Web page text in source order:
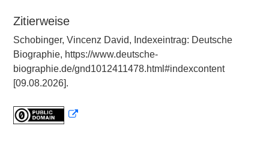
Zitierweise
Schobinger, Vincenz David, Indexeintrag: Deutsche
Biographie, https://www.deutsche-
biographie.de/gnd1012411478.html#indexcontent
[09.08.2026].